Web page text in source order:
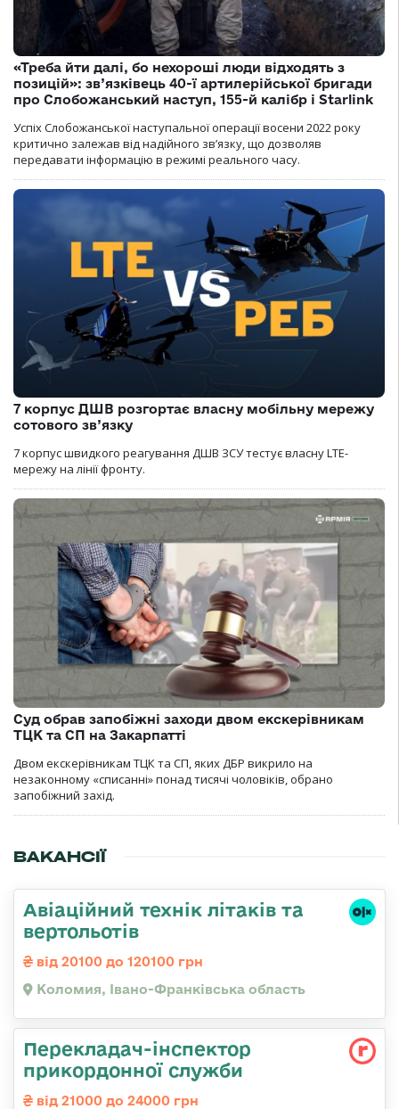
«Треба йти далі, бо нехороші люди відходять з
позицій»: зв’язківець 40-ї артилерійської бригади
про Слобожанський наступ, 155-й калібр і Starlink
Успіх Слобожанської наступальної операції восени 2022 року
критично залежав від надійного зв’язку, що дозволяв
передавати інформацію в режимі реального часу.
7 корпус ДШВ розгортає власну мобільну мережу
сотового зв’язку
7 корпус швидкого реагування ДШВ ЗСУ тестує власну LTE-
мережу на лінії фронту.
Суд обрав запобіжні заходи двом екскерівникам
ТЦК та СП на Закарпатті
Двом екскерівникам ТЦК та СП, яких ДБР викрило на
незаконному «списанні» понад тисячі чоловіків, обрано
запобіжний захід.
ВАКАНСІЇ
Авіаційний технік літаків та
вертольотів
від 20100 до 120100 грн
Коломия, Івано-Франківська область
Перекладач-інспектор
прикордонної служби
від 21000 до 24000 грн